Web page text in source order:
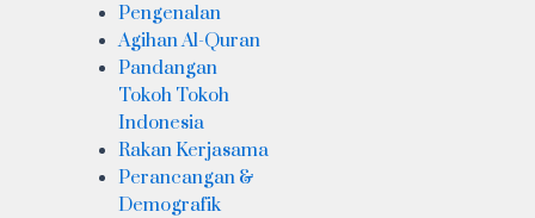
Pengenalan
Agihan Al-Quran
Pandangan
Tokoh Tokoh
Indonesia
Rakan Kerjasama
Perancangan &
Demografik